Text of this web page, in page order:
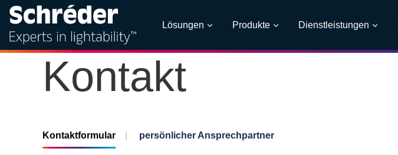
Lösungen Produkte Dienstleistungen
Kontakt
Kontaktformular persönlicher Ansprechpartner